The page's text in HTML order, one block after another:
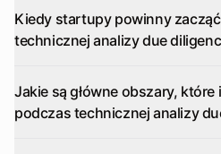
Kiedy startupy powinny
technicznej analizy due
Jakie są główne obszary,
podczas technicznej analizy